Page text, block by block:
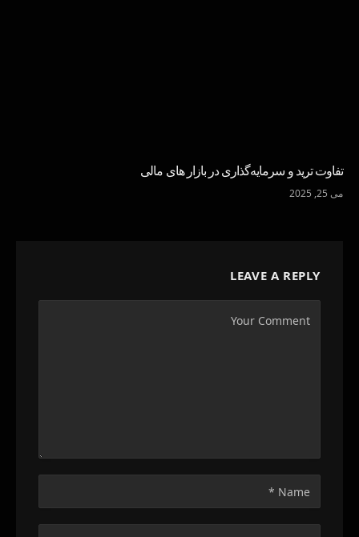
تفاوت ترید و سرمایه‌گذاری در بازار های مالی
می 25, 2025
LEAVE A REPLY